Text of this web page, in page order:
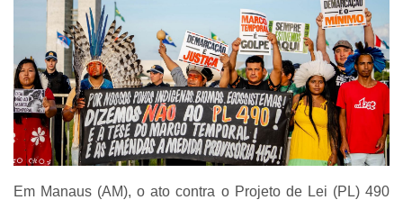
Em Manaus (AM), o ato contra o Projeto de Lei (PL) 490